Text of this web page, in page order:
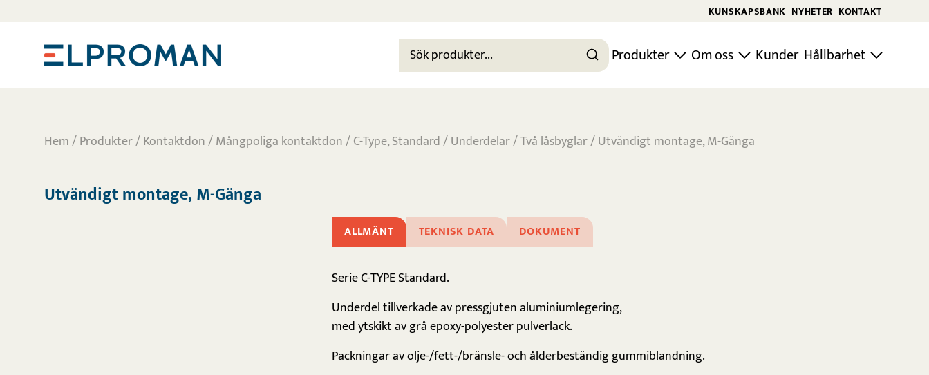
KUNSKAPSBANK NYHETER KONTAKT
Produkter Om oss Kunder Hållbarhet
Hem/Produkter/Kontaktdon/Mångpoliga kontaktdon/C-Type, Standard/Underdelar/Två låsbyglar/ Utvändigt montage, M-Gänga
Utvändigt montage, M-Gänga
ALLMÄNT TEKNISK DATA DOKUMENT
Serie C-TYPE Standard.
Underdel tillverkade av pressgjuten aluminiumlegering,
med ytskikt av grå epoxy-polyester pulverlack.
Packningar av olje-/fett-/bränsle- och ålderbeständig gummiblandning.